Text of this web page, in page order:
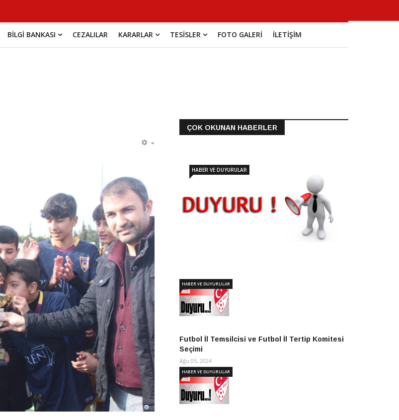
BİLGİ BANKASI CEZALILAR KARARLAR TESİSLER FOTO GALERİ İLETİŞİM
ÇOK OKUNAN HABERLER
HABER VE DUYURULAR
Futbol İl Temsilcisi ve Futbol İl Tertip Komitesi
Seçimi
HABER VE DUYURULAR
Ağu 05, 2024
HABER VE DUYURULAR